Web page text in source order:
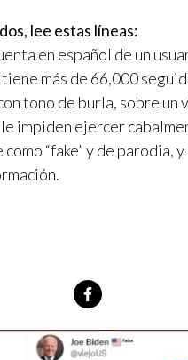
lee estas líneas:
en español de un
más de 66,000
tono de burla, sobre
impiden ejercer
“fake” y de